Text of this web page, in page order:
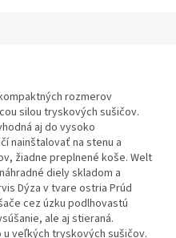
rozmerov
silou tryskových sušičov.
aj do vysoko
nainštalovať na stenu a
žiadne preplnené koše. Welt
diely skladom a
Dýza v tvare ostria Prúd
cez úzku podlhovastú
ale aj stieraná.
veľkých tryskových sušičov.